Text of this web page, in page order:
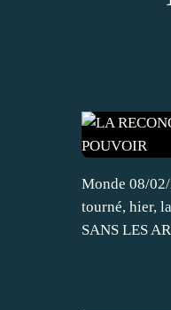
Monde 08/
tourné, hier,
SANS LES